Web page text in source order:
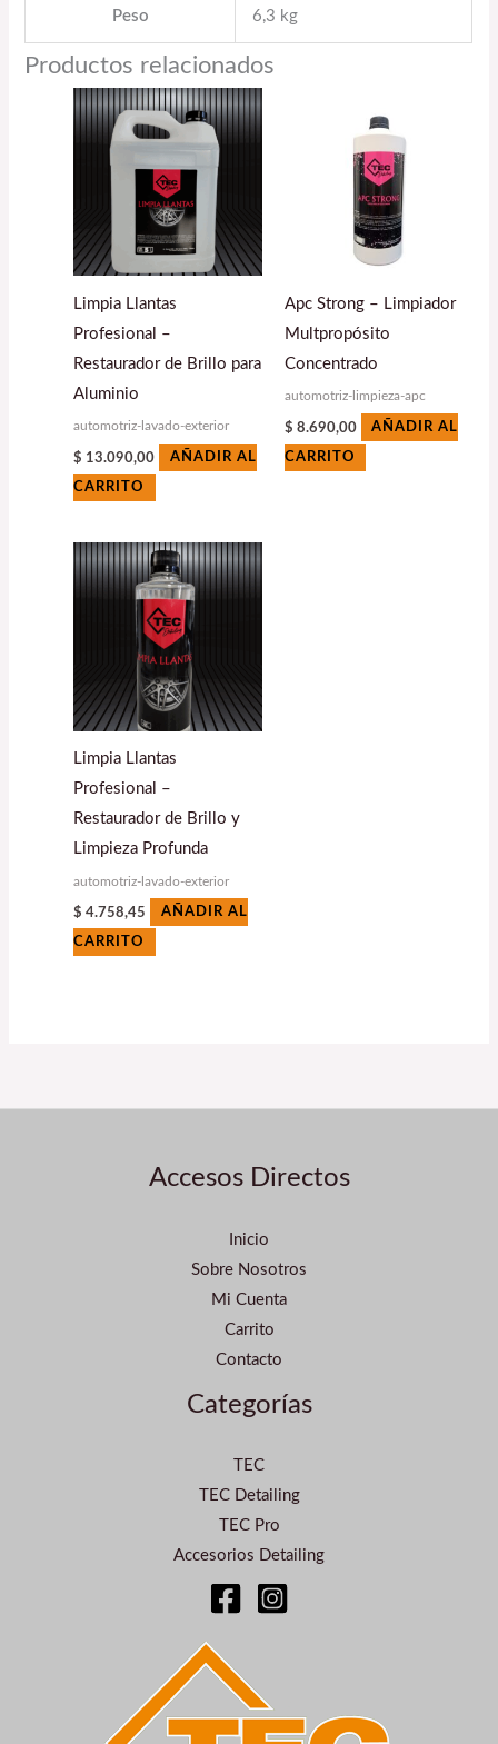
Peso 6,3 kg
Productos relacionados
Limpia Llantas
Profesional –
Restaurador de Brillo para
Aluminio
automotriz-lavado-exterior
$ 13.090,00 AÑADIR AL
CARRITO
Apc Strong – Limpiador
Multpropósito
Concentrado
automotriz-limpieza-apc
$ 8.690,00 AÑADIR AL
CARRITO
Limpia Llantas
Profesional –
Restaurador de Brillo y
Limpieza Profunda
automotriz-lavado-exterior
$ 4.758,45 AÑADIR AL
CARRITO
Accesos Directos
Inicio
Sobre Nosotros
Mi Cuenta
Carrito
Contacto
Categorías
TEC
TEC Detailing
TEC Pro
Accesorios Detailing